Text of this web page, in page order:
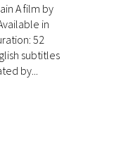
A film by
in
52
subtitles
by...